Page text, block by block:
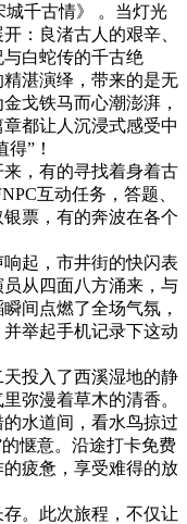
千古情》 。当灯光
：良渚古人的艰辛、
白蛇传的千古绝
湛演绎，带来的是无
戈铁马而心潮澎湃，
都让人沉浸式感受中
”！
，有的寻找着身着古
互动任务，答题、
票，有的奔波在各个
起，市井街的快闪表
从四面八方涌来，与
间点燃了全场气氛，
举起手机记录下这动
投入了西溪湿地的静
弥漫着草木的清香。
水道间，看水鸟掠过
惬意。沿途打卡免费
疲惫，享受难得的放
。此次旅程，不仅让